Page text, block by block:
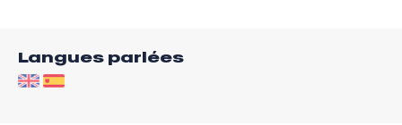
Langues parlées